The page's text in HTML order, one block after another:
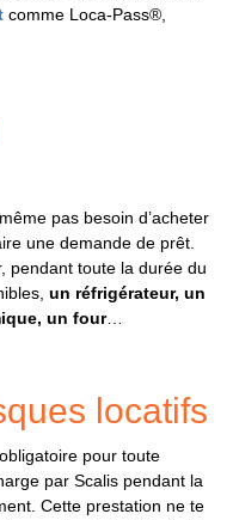
comme Loca-Pass®,
pas besoin d’acheter
une demande de prêt.
pendant toute la durée du
un réfrigérateur, un
un four…
locatifs
, obligatoire pour toute
par Scalis pendant la
Cette prestation ne te